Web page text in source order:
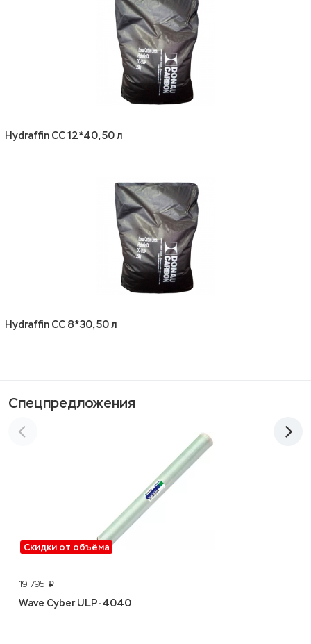
Hydraffin CC 12*40, 50 л
Hydraffin CC 8*30, 50 л
Спецпредложения
Скидки от объёма
19 795 p
Wave Cyber ULP-4040